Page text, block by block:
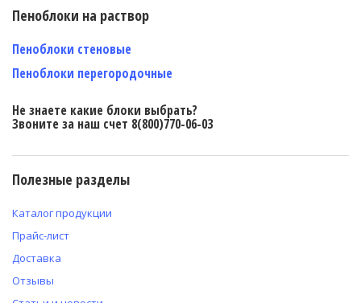
Пеноблоки на раствор
Пеноблоки стеновые
Пеноблоки перегородочные
Не знаете какие блоки выбрать?
Звоните за наш счет 8(800)770-06-03
Полезные разделы
Каталог продукции
Прайс-лист
Доставка
Отзывы